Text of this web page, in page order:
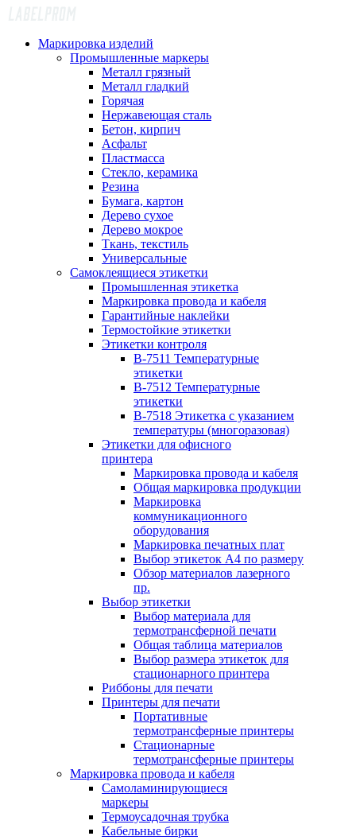
Маркировка изделий
Промышленные маркеры
Металл грязный
Металл гладкий
Горячая
Нержавеющая сталь
Бетон, кирпич
Асфальт
Пластмасса
Стекло, керамика
Резина
Бумага, картон
Дерево сухое
Дерево мокрое
Ткань, текстиль
Универсальные
Самоклеящиеся этикетки
Промышленная этикетка
Маркировка провода и кабеля
Гарантийные наклейки
Термостойкие этикетки
Этикетки контроля
B-7511 Температурные
этикетки
B-7512 Температурные
этикетки
B-7518 Этикетка с указанием
температуры (многоразовая)
Этикетки для офисного
принтера
Маркировка провода и кабеля
Общая маркировка продукции
Маркировка
коммуникационного
оборудования
Маркировка печатных плат
Выбор этикеток А4 по размеру
Обзор материалов лазерного
пр.
Выбор этикетки
Выбор материала для
термотрансферной печати
Общая таблица материалов
Выбор размера этикеток для
стационарного принтера
Риббоны для печати
Принтеры для печати
Портативные
термотрансферные принтеры
Стационарные
термотрансферные принтеры
Маркировка провода и кабеля
Самоламинирующиеся
маркеры
Термоусадочная трубка
Кабельные бирки